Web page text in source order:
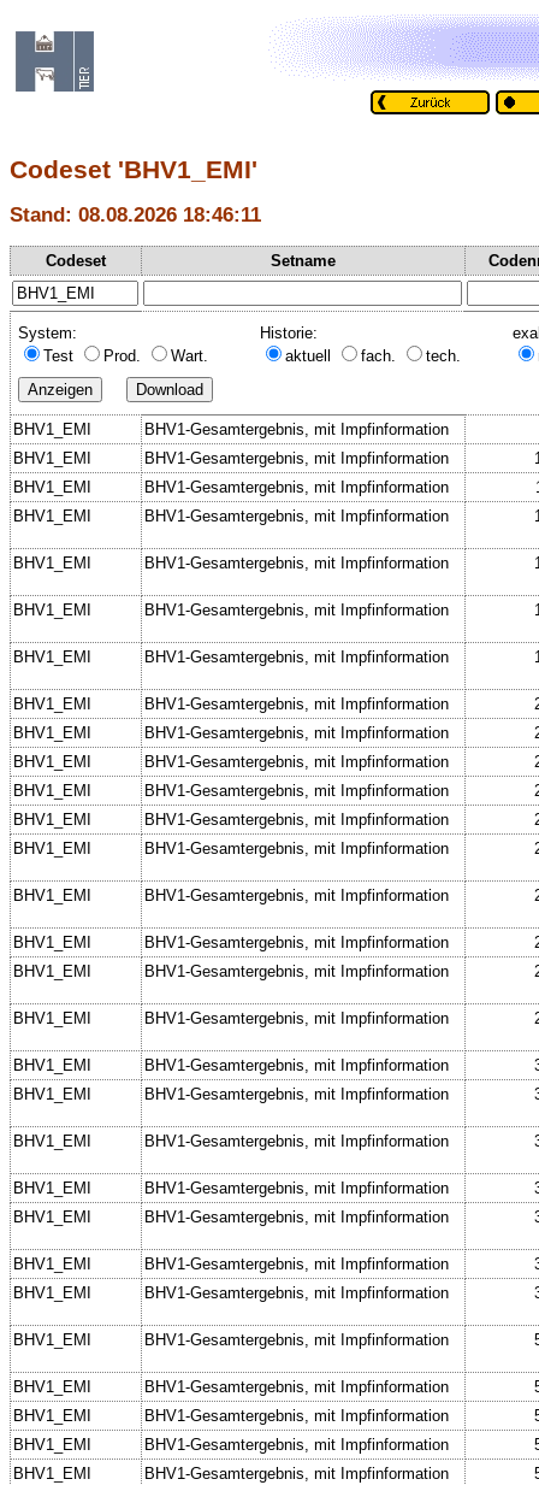
Codeset 'BHV1_EMI'
Stand: 08.08.2026 18:46:11
Codeset Setname
System:
Test
Prod. Wart.
Historie:
aktuell
fach. tech.
BHV1_EMI
BHV1-Gesamtergebnis, mit Impfinformation
BHV1_EMI
BHV1-Gesamtergebnis, mit Impfinformation
BHV1_EMI
BHV1-Gesamtergebnis, mit Impfinformation
BHV1_EMI
BHV1-Gesamtergebnis, mit Impfinformation
BHV1_EMI BHV1-Gesamtergebnis, mit Impfinformation
BHV1_EMI BHV1-Gesamtergebnis, mit Impfinformation
BHV1_EMI BHV1-Gesamtergebnis, mit Impfinformation
BHV1_EMI BHV1-Gesamtergebnis, mit Impfinformation
BHV1_EMI
BHV1-Gesamtergebnis, mit Impfinformation
BHV1_EMI
BHV1-Gesamtergebnis, mit Impfinformation
BHV1_EMI
BHV1-Gesamtergebnis, mit Impfinformation
BHV1_EMI
BHV1-Gesamtergebnis, mit Impfinformation
BHV1_EMI
BHV1-Gesamtergebnis, mit Impfinformation
BHV1_EMI BHV1-Gesamtergebnis, mit Impfinformation
BHV1_EMI BHV1-Gesamtergebnis, mit Impfinformation
BHV1_EMI
BHV1-Gesamtergebnis, mit Impfinformation
BHV1_EMI BHV1-Gesamtergebnis, mit Impfinformation
BHV1_EMI BHV1-Gesamtergebnis, mit Impfinformation
BHV1_EMI
BHV1-Gesamtergebnis, mit Impfinformation
BHV1_EMI BHV1-Gesamtergebnis, mit Impfinformation
BHV1_EMI BHV1-Gesamtergebnis, mit Impfinformation
BHV1_EMI
BHV1-Gesamtergebnis, mit Impfinformation
BHV1_EMI BHV1-Gesamtergebnis, mit Impfinformation
BHV1_EMI
BHV1-Gesamtergebnis, mit Impfinformation
BHV1_EMI BHV1-Gesamtergebnis, mit Impfinformation
BHV1_EMI BHV1-Gesamtergebnis, mit Impfinformation
BHV1_EMI
BHV1-Gesamtergebnis, mit Impfinformation
BHV1_EMI
BHV1-Gesamtergebnis, mit Impfinformation
BHV1_EMI
BHV1-Gesamtergebnis, mit Impfinformation